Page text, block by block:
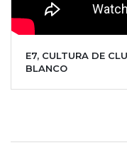
E7, CULTURA DE
BLANCO